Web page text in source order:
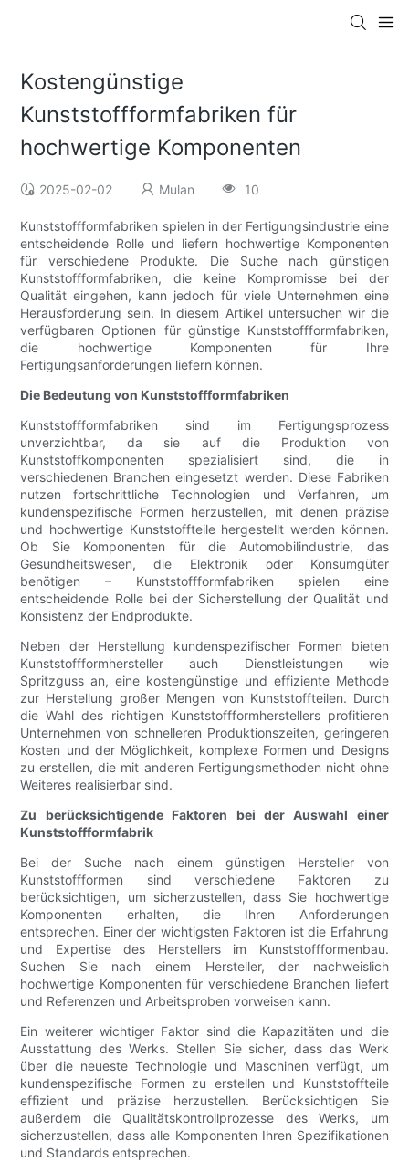
Kostengünstige
Kunststoffformfabriken für
hochwertige Komponenten
2025-02-02 Mulan 10
Kunststoffformfabriken spielen in der Fertigungsindustrie eine
entscheidende Rolle und liefern hochwertige Komponenten
für verschiedene Produkte. Die Suche nach günstigen
Kunststoffformfabriken, die keine Kompromisse bei der
Qualität eingehen, kann jedoch für viele Unternehmen eine
Herausforderung sein. In diesem Artikel untersuchen wir die
verfügbaren Optionen für günstige Kunststoffformfabriken,
die hochwertige Komponenten für Ihre
Fertigungsanforderungen liefern können.
Die Bedeutung von Kunststoffformfabriken
Kunststoffformfabriken sind im Fertigungsprozess
unverzichtbar, da sie auf die Produktion von
Kunststoffkomponenten spezialisiert sind, die in
verschiedenen Branchen eingesetzt werden. Diese Fabriken
nutzen fortschrittliche Technologien und Verfahren, um
kundenspezifische Formen herzustellen, mit denen präzise
und hochwertige Kunststoffteile hergestellt werden können.
Ob Sie Komponenten für die Automobilindustrie, das
Gesundheitswesen, die Elektronik oder Konsumgüter
benötigen – Kunststoffformfabriken spielen eine
entscheidende Rolle bei der Sicherstellung der Qualität und
Konsistenz der Endprodukte.
Neben der Herstellung kundenspezifischer Formen bieten
Kunststoffformhersteller auch Dienstleistungen wie
Spritzguss an, eine kostengünstige und effiziente Methode
zur Herstellung großer Mengen von Kunststoffteilen. Durch
die Wahl des richtigen Kunststoffformherstellers profitieren
Unternehmen von schnelleren Produktionszeiten, geringeren
Kosten und der Möglichkeit, komplexe Formen und Designs
zu erstellen, die mit anderen Fertigungsmethoden nicht ohne
Weiteres realisierbar sind.
Zu berücksichtigende Faktoren bei der Auswahl einer
Kunststoffformfabrik
Bei der Suche nach einem günstigen Hersteller von
Kunststoffformen sind verschiedene Faktoren zu
berücksichtigen, um sicherzustellen, dass Sie hochwertige
Komponenten erhalten, die Ihren Anforderungen
entsprechen. Einer der wichtigsten Faktoren ist die Erfahrung
und Expertise des Herstellers im Kunststoffformenbau.
Suchen Sie nach einem Hersteller, der nachweislich
hochwertige Komponenten für verschiedene Branchen liefert
und Referenzen und Arbeitsproben vorweisen kann.
Ein weiterer wichtiger Faktor sind die Kapazitäten und die
Ausstattung des Werks. Stellen Sie sicher, dass das Werk
über die neueste Technologie und Maschinen verfügt, um
kundenspezifische Formen zu erstellen und Kunststoffteile
effizient und präzise herzustellen. Berücksichtigen Sie
außerdem die Qualitätskontrollprozesse des Werks, um
sicherzustellen, dass alle Komponenten Ihren Spezifikationen
und Standards entsprechen.